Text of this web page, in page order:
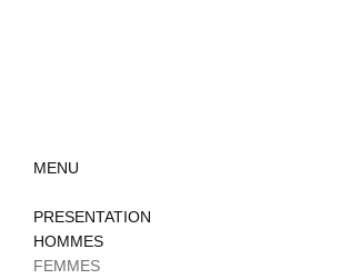
MENU
PRESENTATION
HOMMES
FEMMES